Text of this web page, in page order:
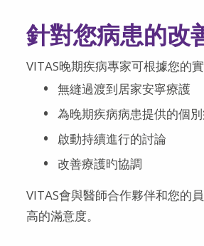
針對您病患的改
VITAS晚期疾病專家可根據您的
無縫過渡到居家安寧療護
為晚期疾病病患提供的個
啟動持續進行的討論
改善療護旳協調
VITAS會與醫師合作夥伴和您的
高的滿意度。